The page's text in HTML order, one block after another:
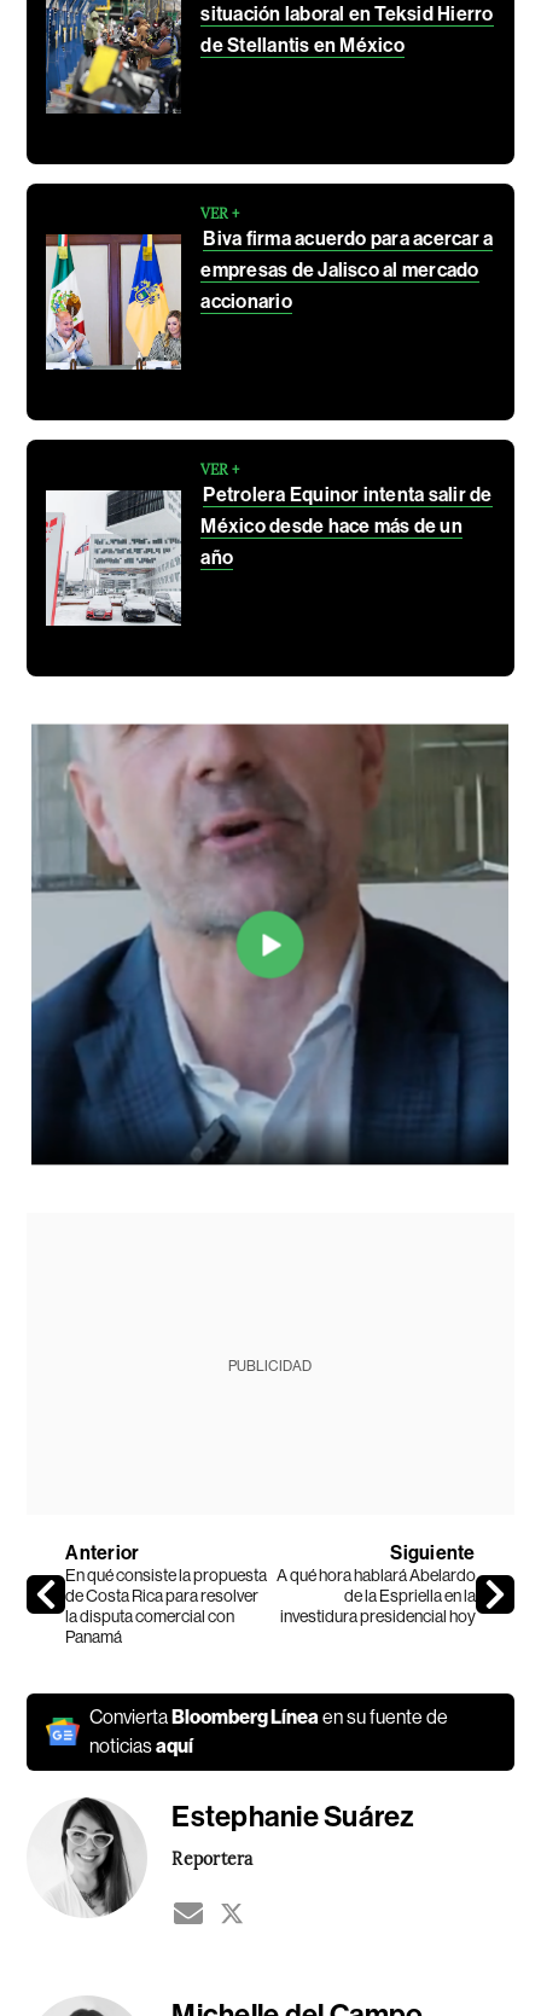
situación laboral en Teksid Hierro
de Stellantis en México
VER +
Biva firma acuerdo para acercar a
empresas de Jalisco al mercado
accionario
VER +
Petrolera Equinor intenta salir de
México desde hace más de un
año
PUBLICIDAD
Anterior
En qué consiste la propuesta
de Costa Rica para resolver
la disputa comercial con
Panamá
Siguiente
A qué hora hablará Abelardo
de la Espriella en la
investidura presidencial hoy
ConviertaBloomberg Línea en su fuente de
noticiasaquí
Estephanie Suárez
Reportera